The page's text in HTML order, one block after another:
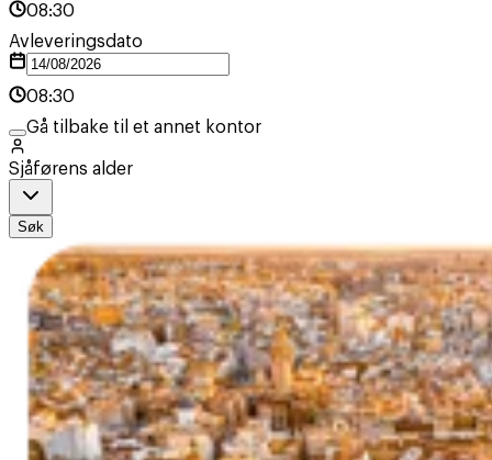
08:30
Avleveringsdato
08:30
Gå tilbake til et annet kontor
Sjåførens alder
Søk